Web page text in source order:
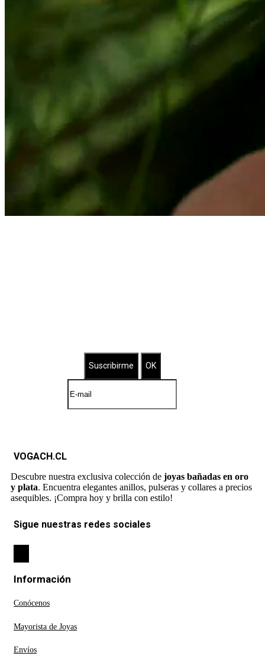
VOGACH.CL
Descubre nuestra exclusiva colección de joyas bañadas en oro
y plata. Encuentra elegantes anillos, pulseras y collares a precios
asequibles. ¡Compra hoy y brilla con estilo!
Sigue nuestras redes sociales
Información
Conócenos
Mayorista de Joyas
Envíos